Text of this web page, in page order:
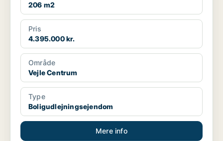
206 m2
Pris
4.395.000 kr.
Område
Vejle Centrum
Type
Boligudlejningsejendom
Mere info